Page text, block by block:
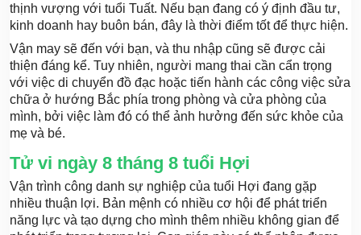
thịnh vượng với tuổi Tuất. Nếu bạn đang có ý định đầu tư,
kinh doanh hay buôn bán, đây là thời điểm tốt để thực hiện.
Vận may sẽ đến với bạn, và thu nhập cũng sẽ được cải
thiện đáng kể. Tuy nhiên, người mang thai cần cẩn trọng
với việc di chuyển đồ đạc hoặc tiến hành các công việc sửa
chữa ở hướng Bắc phía trong phòng và cửa phòng của
mình, bởi việc làm đó có thể ảnh hưởng đến sức khỏe của
mẹ và bé.
Tử vi ngày 8 tháng 8 tuổi Hợi
Vận trình công danh sự nghiệp của tuổi Hợi đang gặp
nhiều thuận lợi. Bản mệnh có nhiều cơ hội để phát triển
năng lực và tạo dựng cho mình thêm nhiều không gian để